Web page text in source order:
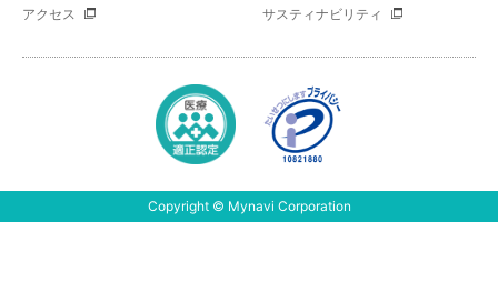
アクセス サスティナビリティ
Copyright © Mynavi Corporation